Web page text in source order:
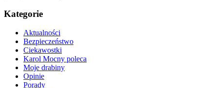
Kategorie
Aktualności
Bezpieczeństwo
Ciekawostki
Karol Mocny poleca
Moje drabiny
Opinie
Porady